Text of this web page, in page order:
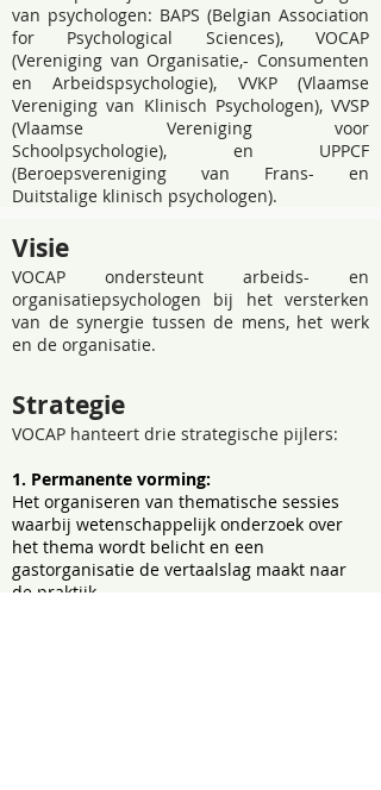
van psychologen: BAPS (Belgian Association
for Psychological Sciences), VOCAP
(Vereniging van Organisatie,- Consumenten
en Arbeidspsychologie), VVKP (Vlaamse
Vereniging van Klinisch Psychologen), VVSP
(Vlaamse Vereniging voor
Schoolpsychologie), en UPPCF
(Beroepsvereniging van Frans- en
Duitstalige klinisch psychologen).
Visie
VOCAP ondersteunt arbeids- en
organisatiepsychologen bij het versterken
van de synergie tussen de mens, het werk
en de organisatie.
Strategie
VOCAP hanteert drie strategische pijlers:
1. Permanente vorming:
Het organiseren van thematische sessies
waarbij wetenschappelijk onderzoek over
het thema wordt belicht en een
gastorganisatie de vertaalslag maakt naar
de praktijk.